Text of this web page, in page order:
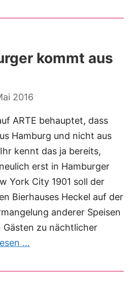
kommt aus
2016
ARTE behauptet, dass
Hamburg und nicht aus
kennt das ja bereits,
erst in Hamburger
York City 1901 soll der
Bierhauses Heckel auf der
anderer Speisen
Gästen zu nächtlicher
…